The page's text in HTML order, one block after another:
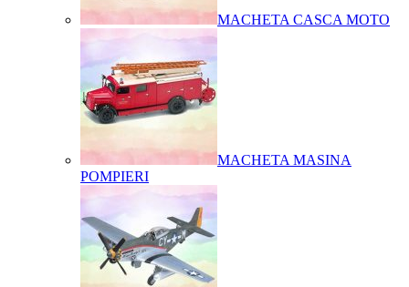
MACHETA CASCA MOTO
MACHETA MASINA
POMPIERI